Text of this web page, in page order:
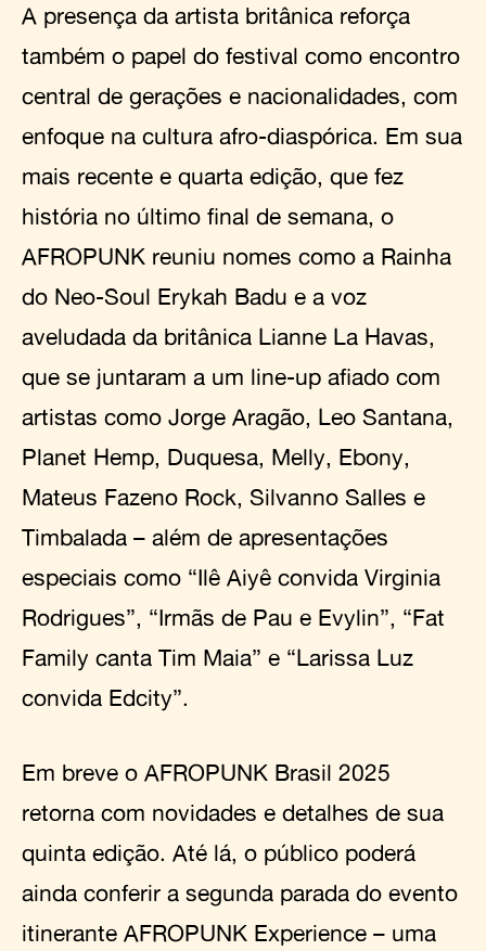
A presença da artista britânica reforça
também o papel do festival como encontro
central de gerações e nacionalidades, com
enfoque na cultura afro-diaspórica. Em sua
mais recente e quarta edição, que fez
história no último final de semana, o
AFROPUNK reuniu nomes como a Rainha
do Neo-Soul Erykah Badu e a voz
aveludada da britânica Lianne La Havas,
que se juntaram a um line-up afiado com
artistas como Jorge Aragão, Leo Santana,
Planet Hemp, Duquesa, Melly, Ebony,
Mateus Fazeno Rock, Silvanno Salles e
Timbalada – além de apresentações
especiais como “Ilê Aiyê convida Virginia
Rodrigues”, “Irmãs de Pau e Evylin”, “Fat
Family canta Tim Maia” e “Larissa Luz
convida Edcity”.
Em breve o AFROPUNK Brasil 2025
retorna com novidades e detalhes de sua
quinta edição. Até lá, o público poderá
ainda conferir a segunda parada do evento
itinerante AFROPUNK Experience – uma